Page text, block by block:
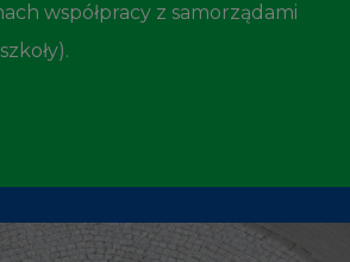
współpracy z samorządami